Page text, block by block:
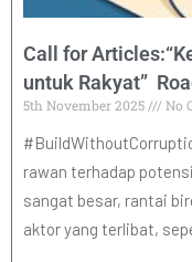
Call for
untuk Rakyat”
5th November 2025 No
rawan terhadap
sangat besar, rantai
aktor yang terlibat,